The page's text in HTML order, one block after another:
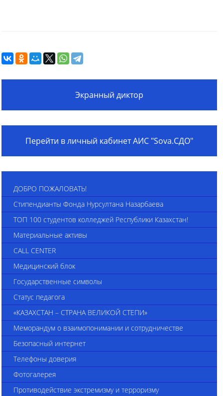
Экранный диктор
Перейти в личный кабинет АИС "Sova.СДО"
ДОБРО ПОЖАЛОВАТЬ!
Стипендианты Фонда Нурсултана Назарбаева
ТОП 100 студентов колледжей Республики Казахстан!
Материальные активы
CALL CENTER
Медицинский блок
Государственные символы
Статус педагога
«КАЗАХСТАН – СТРАНА ВЕЛИКОЙ СТЕПИ»
Меморандум о взаимопонимании и сотрудничестве
Безопасный интернет
Телефоны доверия
Фотогалерея
Противодействие экстремизму и терроризму